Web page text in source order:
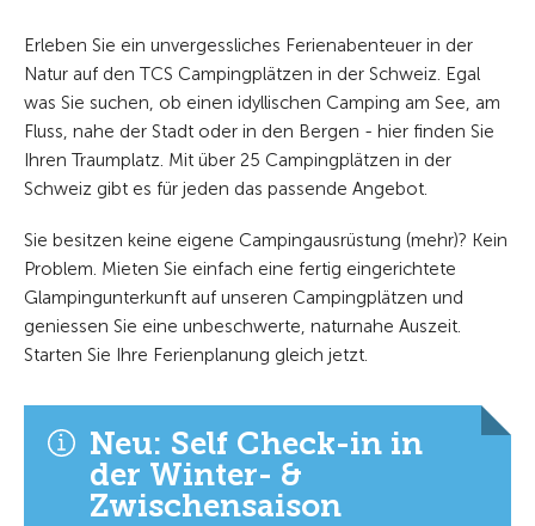
Erleben Sie ein unvergessliches Ferienabenteuer in der
Natur auf den TCS Campingplätzen in der Schweiz. Egal
was Sie suchen, ob einen idyllischen Camping am See, am
Fluss, nahe der Stadt oder in den Bergen - hier finden Sie
Ihren Traumplatz. Mit über 25 Campingplätzen in der
Schweiz gibt es für jeden das passende Angebot.
Sie besitzen keine eigene Campingausrüstung (mehr)? Kein
Problem. Mieten Sie einfach eine fertig eingerichtete
Glampingunterkunft auf unseren Campingplätzen und
geniessen Sie eine unbeschwerte, naturnahe Auszeit.
Starten Sie Ihre Ferienplanung gleich jetzt.
Neu: Self Check-in in
der Winter- &
Zwischensaison